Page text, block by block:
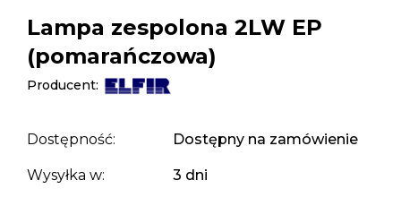
Lampa zespolona 2LW EP
(pomarańczowa)
Producent:
Dostępność: Dostępny na zamówienie
Wysyłka w: 3 dni